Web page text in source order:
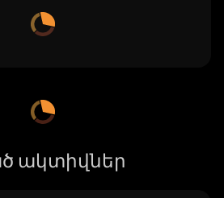
ակտիվներ